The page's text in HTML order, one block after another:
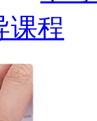
课程